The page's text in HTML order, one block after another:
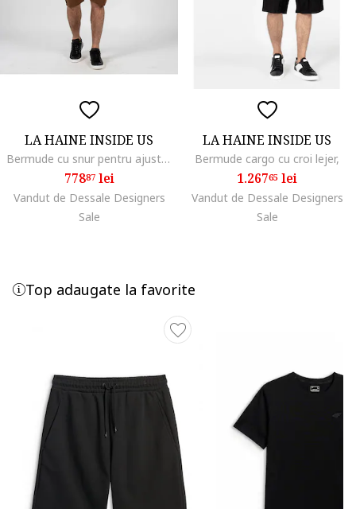
LA HAINE INSIDE US
Bermude cu snur pentru ajustarea taliei Estinti,
77887lei
Vandut de Dessale Designers
Sale
LA HAINE INSIDE US
Bermude cargo cu croi lejer,
1.26765 lei
Vandut de Dessale Designers
Sale
Top adaugate la favorite